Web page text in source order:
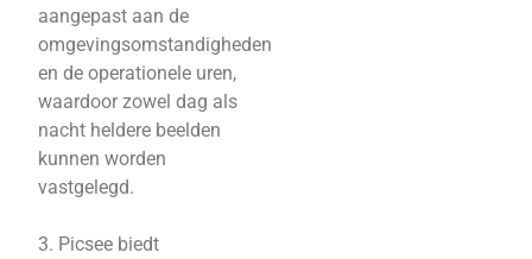
aangepast aan de
omgevingsomstandigheden
en de operationele uren,
waardoor zowel dag als
nacht heldere beelden
kunnen worden
vastgelegd.
3. Picsee biedt